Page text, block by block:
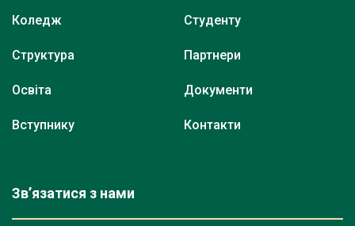
Коледж
Структура
Освіта
Вступнику
Студенту
Партнери
Документи
Контакти
Зв’язатися з нами